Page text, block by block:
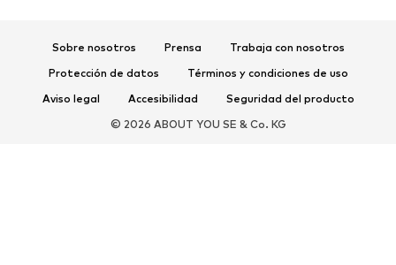
Zapatillas de casa
Exclusivo
Sobre nosotros Prensa
Trabaja con nosotros
Protección de datos
Términos y condiciones de uso
Aviso legal
Accesibilidad
Seguridad del producto
© 2026 ABOUT YOU SE & Co. KG